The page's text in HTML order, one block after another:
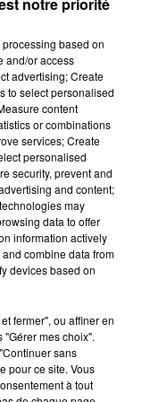
based on
and/or access
advertising; Create
to select personalised
content
or combinations
services; Create
personalised
security, prevent and
and content;
may
data to offer
information actively
combine data from
devices based on
fermer", ou affiner en
mes choix".
sans
pour ce site. Vous
à tout